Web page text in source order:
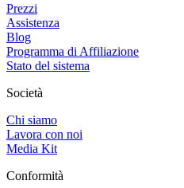
Prezzi
Assistenza
Blog
Programma di Affiliazione
Stato del sistema
Società
Chi siamo
Lavora con noi
Media Kit
Conformità